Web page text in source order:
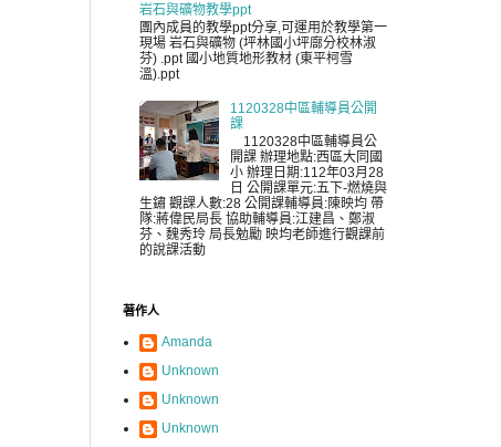
岩石與礦物教學ppt
團內成員的教學ppt分享,可運用於教學第一
現場 岩石與礦物 (坪林國小坪廍分校林淑
芬) .ppt 國小地質地形教材 (東平柯雪
溫).ppt
1120328中區輔導員公開
課
1120328中區輔導員公
開課 辦理地點:西區大同國
小 辦理日期:112年03月28
日 公開課單元:五下-燃燒與
生鏽 觀課人數:28 公開課輔導員:陳映均 帶
隊:蔣偉民局長 協助輔導員:江建昌、鄭淑
芬、魏秀玲 局長勉勵 映均老師進行觀課前
的說課活動
著作人
Amanda
Unknown
Unknown
Unknown